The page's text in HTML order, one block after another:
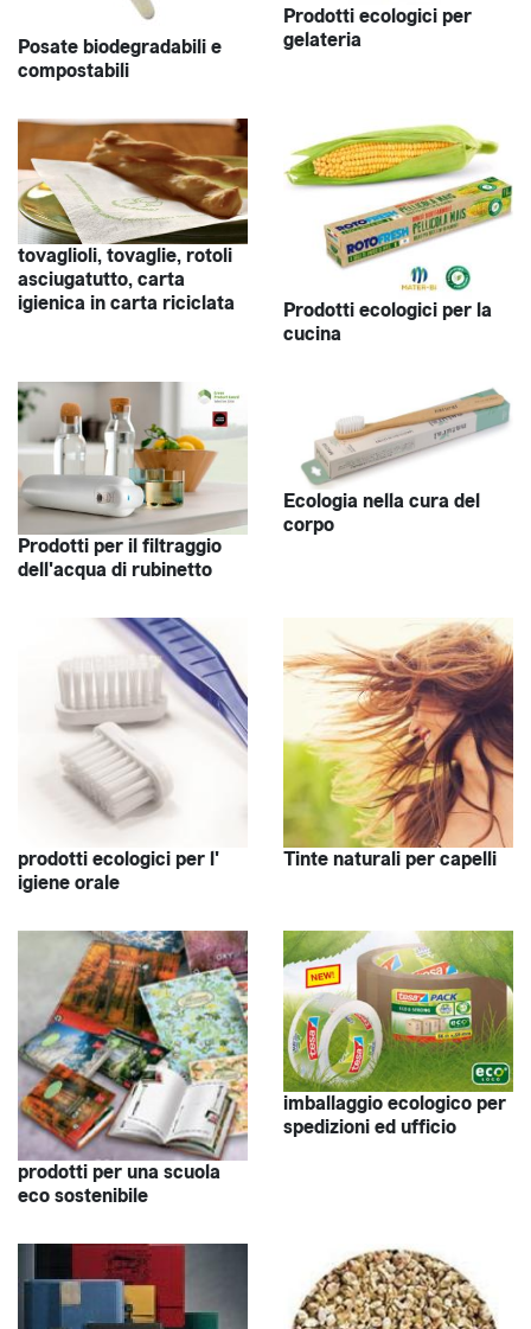
Posate biodegradabili e
compostabili
Prodotti ecologici per
gelateria
tovaglioli, tovaglie, rotoli
asciugatutto, carta
igienica in carta riciclata
Prodotti ecologici per la
cucina
Prodotti per il filtraggio
dell'acqua di rubinetto
Ecologia nella cura del
corpo
prodotti ecologici per l'
igiene orale
Tinte naturali per capelli
prodotti per una scuola
eco sostenibile
imballaggio ecologico per
spedizioni ed ufficio